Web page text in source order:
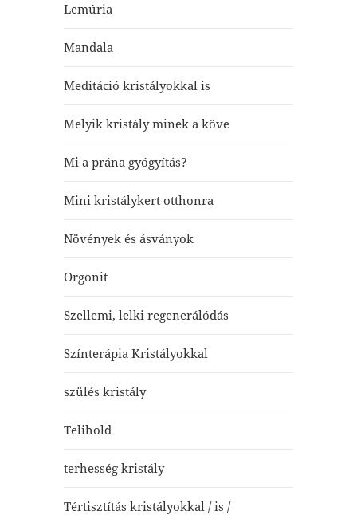
Lemúria
Mandala
Meditáció kristályokkal is
Melyik kristály minek a köve
Mi a prána gyógyítás?
Mini kristálykert otthonra
Növények és ásványok
Orgonit
Szellemi, lelki regenerálódás
Színterápia Kristályokkal
szülés kristály
Telihold
terhesség kristály
Tértisztítás kristályokkal / is /